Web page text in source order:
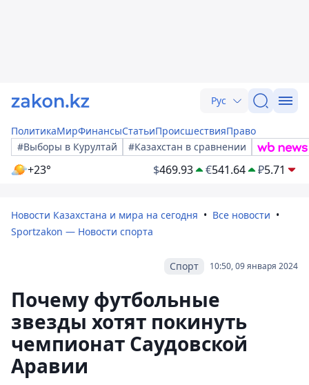
Рус
ПолитикаМирФинансыСтатьиПроисшествияПраво
#Выборы в Курултай
#Казахстан в сравнении
+23° $469.93 €541.64 ₽5.71
Новости Казахстана и мира на сегодня
Все новости
Sportzakon — Новости спорта
10:50, 09 января 2024
Спорт
Почему футбольные
звезды хотят покинуть
чемпионат Саудовской
Аравии